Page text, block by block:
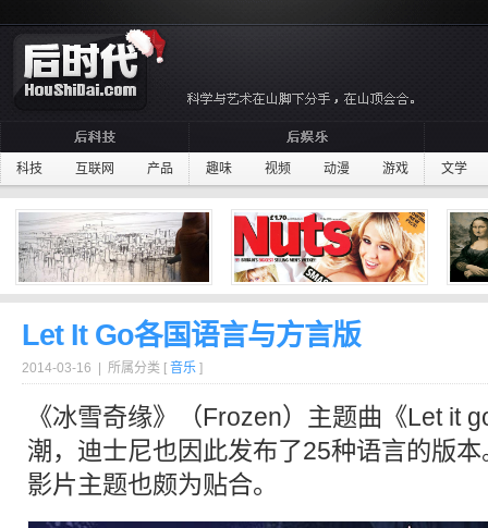
科技 互联网 产品 趣味 视频 动漫 游戏 文学
Let It Go各国语言与方言版
2014-03-16 | 所属分类 [ 音乐 ]
《冰雪奇缘》（Frozen） 主题曲 《Let it
潮， 迪士尼也因此发布了25种语言的版
影片主题也颇为贴合。